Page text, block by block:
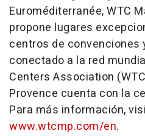
Euroméditerranée, WTC
propone lugares
centros de convenciones
conectado a la red
Centers Association
Provence cuenta con la
Para más información,
www.wtcmp.com/en.